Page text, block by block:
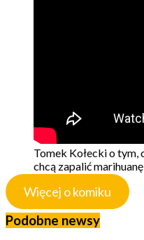
Tomek Kołecki o tym,
chcą zapalić
Więcej o komiku
Podobne newsy